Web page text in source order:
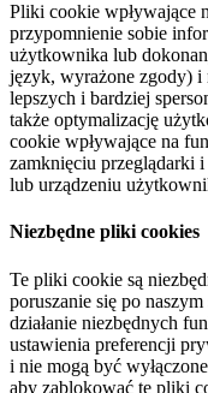
Pliki cookie wpływające
przypomnienie sobie
użytkownika lub
język, wyrażone zgody) i
lepszych i bardziej
także optymalizację
cookie wpływające na
zamknięciu przeglądarki
lub urządzeniu
Niezbędne pliki cookies
Te pliki cookie są
poruszanie się po
działanie niezbędnych
ustawienia preferencji
i nie mogą być
aby zablokować te pliki